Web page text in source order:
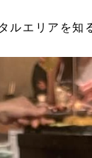
ルエリアを知